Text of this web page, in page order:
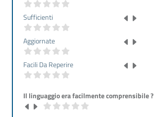
Sufficienti
Aggiornate
Facili Da Reperire
Il linguaggio era facilmente comprensibile ?